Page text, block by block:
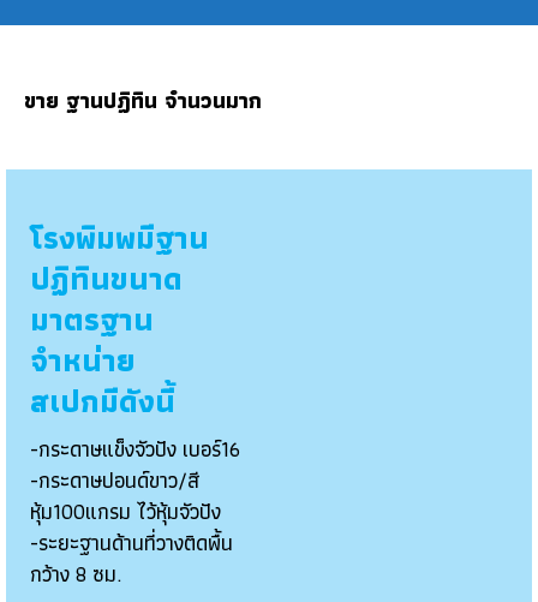
ขาย ฐานปฏิทิน จำนวนมาก
โรงพิมพมีฐาน
ปฏิทินขนาด
มาตรฐาน
จำหน่าย
สเปกมีดังนี้
-กระดาษแข็งจัวปัง เบอร์16
-กระดาษปอนด์ขาว/สี
หุ้ม100แกรม ไว้หุ้มจัวปัง
-ระยะฐานด้านที่วางติดพื้น
กว้าง 8 ซม.